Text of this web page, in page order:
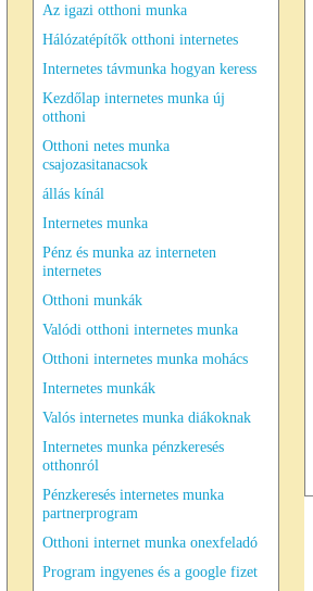
Az igazi otthoni munka
Hálózatépítők otthoni internetes
Internetes távmunka hogyan keress
Kezdőlap internetes munka új
otthoni
Otthoni netes munka
csajozasitanacsok
állás kínál
Internetes munka
Pénz és munka az interneten
internetes
Otthoni munkák
Valódi otthoni internetes munka
Otthoni internetes munka mohács
Internetes munkák
Valós internetes munka diákoknak
Internetes munka pénzkeresés
otthonról
Pénzkeresés internetes munka
partnerprogram
Otthoni internet munka onexfeladó
Program ingyenes és a google fizet